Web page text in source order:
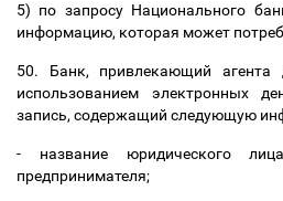
5) по запросу Национального
информацию, которая может
50. Банк, привлекающий агента
использованием электронных
запись, содержащий следующую
- название юридического
предпринимателя;